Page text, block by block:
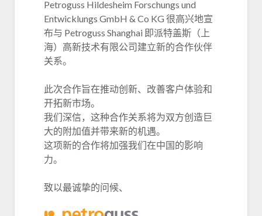
Petroguss Hildesheim Forschungs und
Entwicklungs GmbH & Co KG 很高兴地宣
布与 Petroguss Shanghai 即派特盖斯（上
海）高新技术有限公司建立新的合作伙伴
关系。
此次合作旨在推动创新、改善客户体验和
开拓新市场。
我们深信，这种合作关系将为双方创造巨
大的附加值并带来新的机遇。
这项新的合作将加强我们在中国的影响
力。
致以最诚挚的问候、